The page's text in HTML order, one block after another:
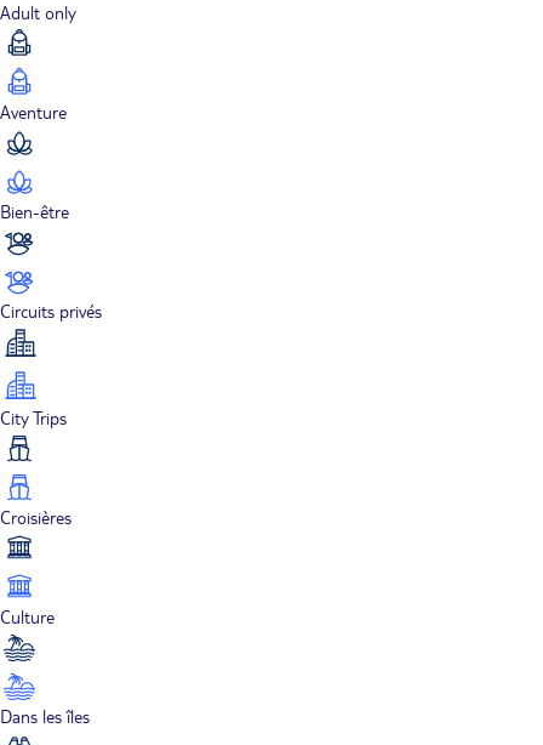
Adult only
Aventure
Bien-être
Circuits privés
City Trips
Croisières
Culture
Dans les îles